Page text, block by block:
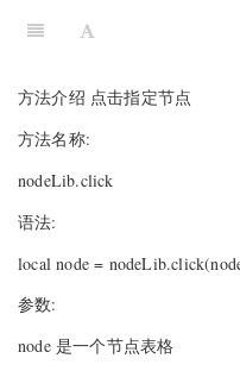
方法介绍 点击指定节点
方法名称:
nodeLib.click
语法:
local node =
参数:
node 是一个节点表格